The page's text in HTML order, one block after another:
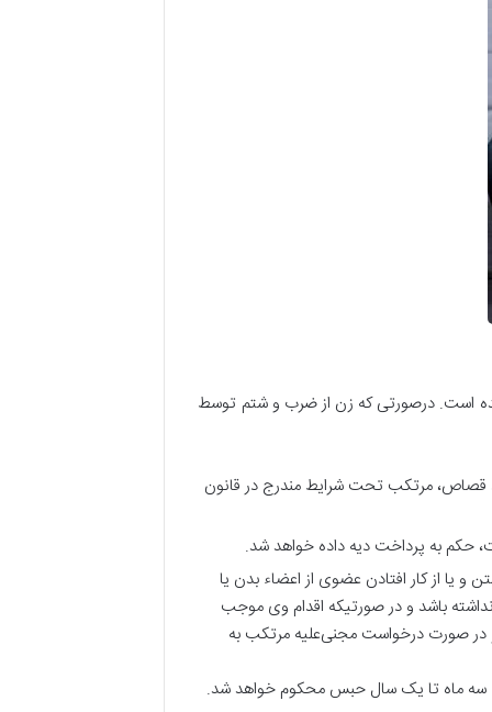
است. درصورتی که زن از ضرب و شتم توسط
قصاص، مرتکب تحت شرایط مندرج در قانون
حکم به پرداخت دیه داده خواهد شد.
و یا از کار افتادن عضوی از اعضاء بدن یا
باشد و در صورتیکه اقدام وی موجب
در صورت درخواست مجنی‌علیه مرتکب ‌به
به سه ماه تا یک سال حبس ‌محکوم خواهد شد.